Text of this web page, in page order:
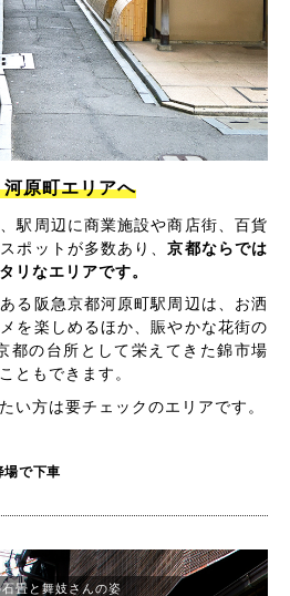
原町エリアへ
駅周辺に商業施設や商店街、百貨
ポットが多数あり、京都ならでは
リなエリアです。
る阪急京都河原町駅周辺は、お洒
を楽しめるほか、賑やかな花街の
都の台所として栄えてきた錦市場
ともできます。
い方は要チェックのエリアです。
場で下車
畳と舞妓さんの姿